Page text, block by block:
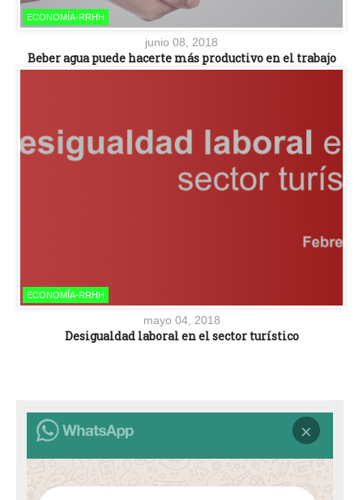
ECONOMÍA-RRHH
junio 08, 2018
Beber agua puede hacerte más productivo en el trabajo
ECONOMÍA-RRHH
mayo 04, 2018
Desigualdad laboral en el sector turístico